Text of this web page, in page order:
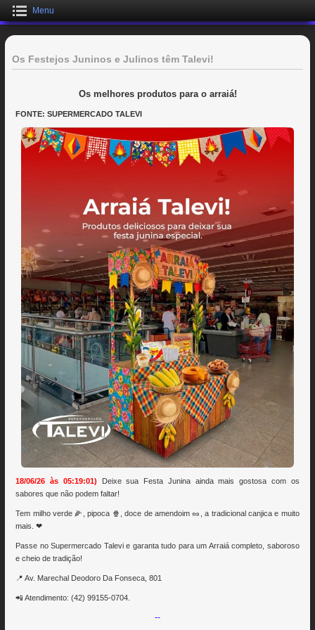
Menu
Os Festejos Juninos e Julinos têm Talevi!
Os melhores produtos para o arraiá!
FONTE: SUPERMERCADO TALEVI
18/06/26 às 05:19:01) Deixe sua Festa Junina ainda mais gostosa com os
sabores que não podem faltar!
Tem milho verde 🌽, pipoca 🍿, doce de amendoim 🥜, a tradicional canjica e muito
mais. ❤
Passe no Supermercado Talevi e garanta tudo para um Arraiá completo, saboroso
e cheio de tradição!
📍 Av. Marechal Deodoro Da Fonseca, 801
📲 Atendimento: (42) 99155-0704.
--